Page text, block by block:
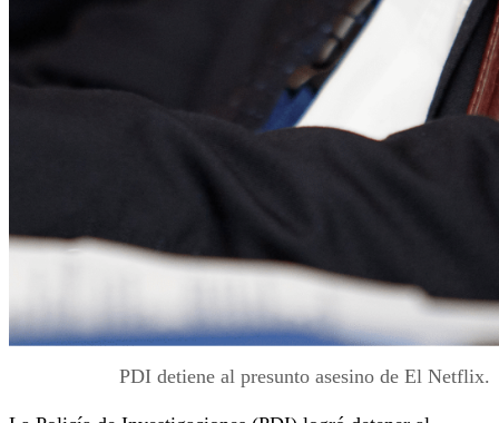
PDI detiene al presunto asesino de El Netflix.